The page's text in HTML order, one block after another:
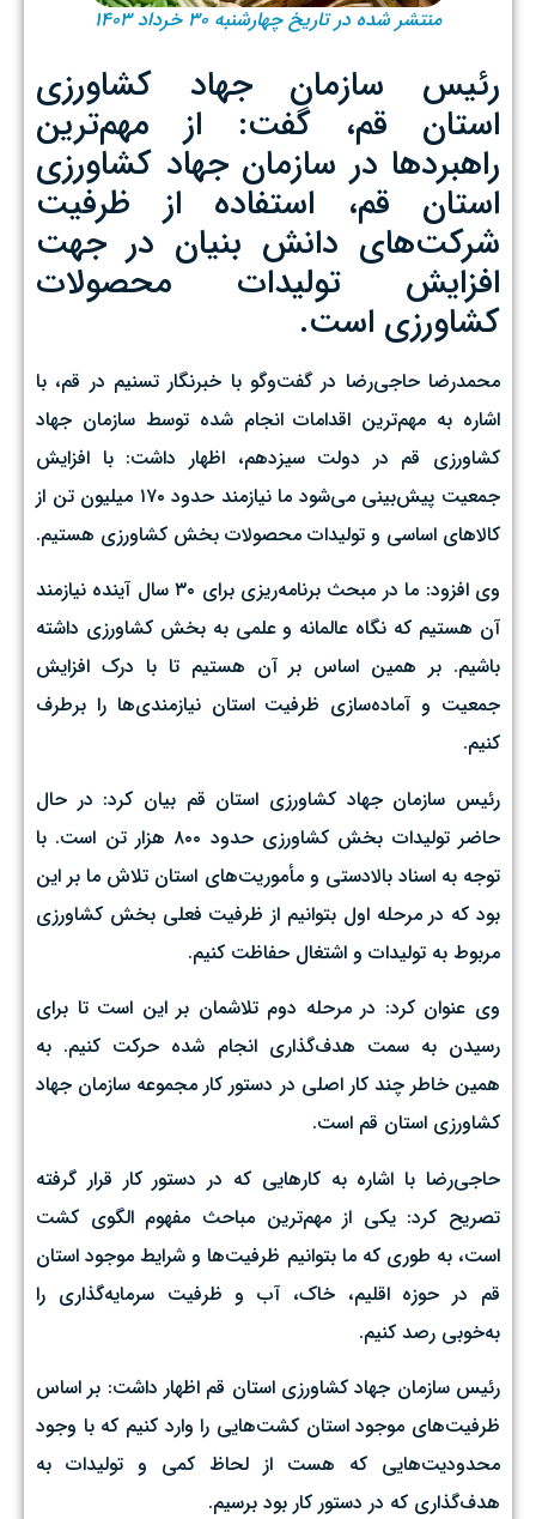
منتشر شده در تاریخ چهارشنبه ۳۰ خرداد ۱۴۰۳
رئیس سازمان جهاد کشاورزی
استان قم، گفت: از مهم‌ترین
راهبردها در سازمان جهاد کشاورزی
استان قم، استفاده از ظرفیت
شرکت‌های دانش‌ بنیان در جهت
افزایش تولیدات محصولات
کشاورزی است.
محمدرضا حاجی‌رضا در گفت‌وگو با خبرنگار تسنیم در قم، با
اشاره به مهم‌ترین اقدامات انجام شده توسط سازمان جهاد
کشاورزی قم در دولت سیزدهم، اظهار داشت: با افزایش
جمعیت پیش‌بینی می‌شود ما نیازمند حدود ۱۷۰ میلیون تن از
کالاهای اساسی و تولیدات محصولات بخش کشاورزی هستیم.
وی افزود: ما در مبحث برنامه‌ریزی برای ۳۰ سال آینده نیازمند
آن هستیم که نگاه عالمانه‌ و علمی به بخش کشاورزی داشته
باشیم. بر همین اساس بر آن هستیم تا با درک افزایش
جمعیت و آماده‌سازی ظرفیت استان نیازمند‌ی‌ها را برطرف
کنیم.
رئیس سازمان جهاد کشاورزی استان قم بیان کرد: در حال
حاضر تولیدات بخش کشاورزی حدود ۸۰۰ هزار تن است. با
توجه به اسناد بالادستی و مأموریت‌های استان تلاش ما بر این
بود که در مرحله اول بتوانیم از ظرفیت فعلی بخش‌ کشاورزی
مربوط به تولیدات و اشتغال‌ حفاظت کنیم.
وی عنوان کرد: در مرحله دوم تلاشمان بر این است تا برای
رسیدن به سمت هدف‌گذاری انجام شده حرکت کنیم. به
همین خاطر چند کار اصلی در دستور کار مجموعه سازمان ‌جهاد
کشاورزی استان قم است.
حاجی‌رضا با اشاره به کارهایی که در دستور کار قرار گرفته
تصریح کرد: یکی از مهم‌ترین مباحث مفهوم الگوی کشت
است، به طوری که ما بتوانیم ظرفیت‌ها و شرایط موجود استان
قم در حوزه اقلیم، خاک، آب و ظرفیت سرمایه‌گذاری را
به‌خوبی رصد کنیم.
رئیس سازمان جهاد کشاورزی استان قم اظهار داشت: بر اساس
ظرفیت‌های موجود استان کشت‌هایی را وارد کنیم که با وجود
محدودیت‌هایی که هست از لحاظ کمی و تولیدات به
هدف‌گذاری که در دستور کار بود برسیم.